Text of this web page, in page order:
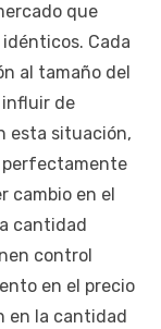
que
Cada
al tamaño del
influir de
esta situación,
perfectamente
cambio en el
cantidad
control
en el precio
en la cantidad